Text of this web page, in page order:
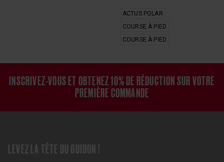
ACTUS POLAR
COURSE À PIED
COURSE À PIED
INSCRIVEZ-VOUS ET OBTENEZ 10% DE RÉDUCTION SUR VOTRE
PREMIÈRE COMMANDE
LEVEZ LA TÊTE DU GUIDON !